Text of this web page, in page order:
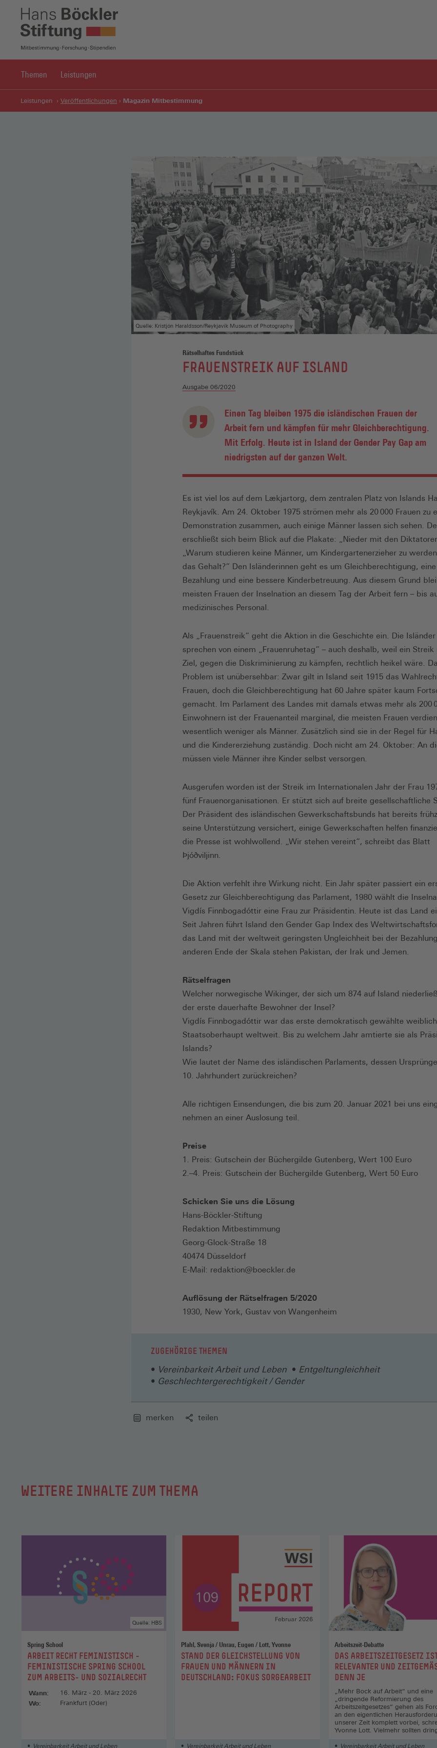
Themen Leistungen
Leistungen Veröffentlichungen Magazin Mitbestimmung
Quelle: Kristjón Haraldsson/Reykjavík Museum of Photography
Rätselhaftes Fundstück
:
FRAUENSTREIK AUF ISLAND
Ausgabe 06/2020
Einen Tag bleiben 1975 die isländischen Frauen der
Arbeit fern und kämpfen für mehr Gleichberechtigung.
Mit Erfolg. Heute ist in Island der Gender Pay Gap am
niedrigsten auf der ganzen Welt.
Es ist viel los auf dem Lækjartorg, dem zentralen Platz von Islands
Reykjavík. Am 24. Oktober 1975 strömen mehr als 20 000 Frauen zu
Demonstration zusammen, auch einige Männer lassen sich sehen.
erschließt sich beim Blick auf die Plakate: „Nieder mit den
„Warum studieren keine Männer, um Kindergartenerzieher zu
das Gehalt?“ Den Isländerinnen geht es um Gleichberechtigung,
Bezahlung und eine bessere Kinderbetreuung. Aus diesem Grund
meisten Frauen der Inselnation an diesem Tag der Arbeit fern – bis
medizinisches Personal.
Als „Frauenstreik“ geht die Aktion in die Geschichte ein. Die
sprechen von einem „Frauenruhetag“ – auch deshalb, weil ein
Ziel, gegen die Diskriminierung zu kämpfen, rechtlich heikel wäre.
Problem ist unübersehbar: Zwar gilt in Island seit 1915 das
Frauen, doch die Gleichberechtigung hat 60 Jahre später kaum
gemacht. Im Parlament des Landes mit damals etwas mehr als 200
Einwohnern ist der Frauenanteil marginal, die meisten Frauen
wesentlich weniger als Männer. Zusätzlich sind sie in der Regel für
und die Kindererziehung zuständig. Doch nicht am 24. Oktober: An
müssen viele Männer ihre Kinder selbst versorgen.
Ausgerufen worden ist der Streik im Internationalen Jahr der Frau
fünf Frauenorganisationen. Er stützt sich auf breite gesellschaftliche
Der Präsident des isländischen Gewerkschaftsbunds hat bereits
seine Unterstützung versichert, einige Gewerkschaften helfen
die Presse ist wohlwollend. „Wir stehen vereint“, schreibt das Blatt
Þjóðviljinn.
Die Aktion verfehlt ihre Wirkung nicht. Ein Jahr später passiert ein
Gesetz zur Gleichberechtigung das Parlament, 1980 wählt die
Vigdís Finnbogadóttir eine Frau zur Präsidentin. Heute ist das Land
Seit Jahren führt Island den Gender Gap Index des
das Land mit der weltweit geringsten Ungleichheit bei der
anderen Ende der Skala stehen Pakistan, der Irak und Jemen.
Rätselfragen
Welcher norwegische Wikinger, der sich um 874 auf Island
der erste dauerhafte Bewohner der Insel?
Vigdís Finnbogadóttir war das erste demokratisch gewählte
Staatsoberhaupt weltweit. Bis zu welchem Jahr amtierte sie als
Islands?
Wie lautet der Name des isländischen Parlaments, dessen
10. Jahrhundert zurückreichen?
Alle richtigen Einsendungen, die bis zum 20. Januar 2021 bei uns
nehmen an einer Auslosung teil.
Preise
1. Preis: Gutschein der Büchergilde Gutenberg, Wert 100 Euro
2.–4. Preis: Gutschein der Büchergilde Gutenberg, Wert 50 Euro
Schicken Sie uns die Lösung
Hans-Böckler-Stiftung
Redaktion Mitbestimmung
Georg-Glock-Straße 18
40474 Düsseldorf
E-Mail: redaktion@boeckler.de
Auflösung der Rätselfragen 5/2020
1930, New York, Gustav von Wangenheim
ZUGEHÖRIGE THEMEN
Vereinbarkeit Arbeit und Leben
Entgeltungleichheit
Geschlechtergerechtigkeit / Gender
merken teilen
WEITERE INHALTE ZUM THEMA
Spring School
:ARBEIT RECHT FEMINISTISCH -
FEMINISTISCHE SPRING SCHOOL
ZUM ARBEITS- UND SOZIALRECHT
Quelle: HBS
Wann: 16. März - 20. März 2026
Wo: Frankfurt (Oder)
Vereinbarkeit Arbeit und Leben
Pfahl, Svenja / Unrau, Eugen / Lott, Yvonne
:STAND DER GLEICHSTELLUNG VON
FRAUEN UND MÄNNERN IN
DEUTSCHLAND: FOKUS SORGEARBEIT
Vereinbarkeit Arbeit und Leben
Arbeitszeit-Debatte
:DAS ARBEITSZEITGESETZ
RELEVANTER UND
ENN JE
„Mehr Bock auf Arbeit“ und eine
„dringende Reformierung des
Arbeitszeitgesetzes“ gehen als
an den eigentlichen
unserer Zeit komplett vorbei,
Yvonne Lott. Vielmehr sollten
genommen werden.
Vereinbarkeit Arbeit und Leben